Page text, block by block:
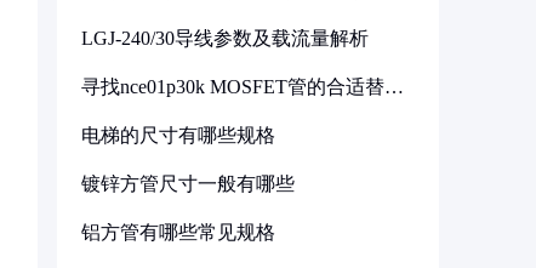
LGJ-240/30导线参数及载流量解析
寻找nce01p30k MOSFET管的合适替代
电梯的尺寸有哪些规格
镀锌方管尺寸一般有哪些
铝方管有哪些常见规格